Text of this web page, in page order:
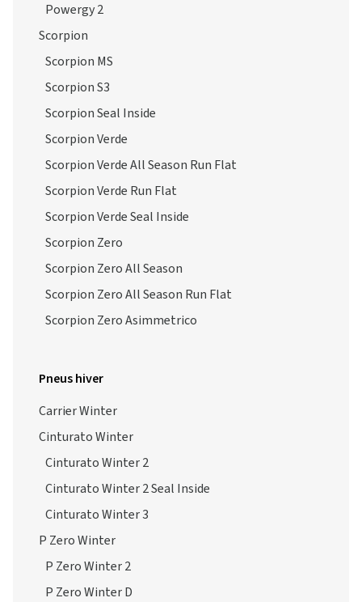
Powergy 2
Scorpion
Scorpion MS
Scorpion S3
Scorpion Seal Inside
Scorpion Verde
Scorpion Verde All Season Run Flat
Scorpion Verde Run Flat
Scorpion Verde Seal Inside
Scorpion Zero
Scorpion Zero All Season
Scorpion Zero All Season Run Flat
Scorpion Zero Asimmetrico
Pneus hiver
Carrier Winter
Cinturato Winter
Cinturato Winter 2
Cinturato Winter 2 Seal Inside
Cinturato Winter 3
P Zero Winter
P Zero Winter 2
P Zero Winter D